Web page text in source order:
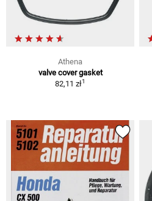
Athena
valve cover gasket
82,11 zł1